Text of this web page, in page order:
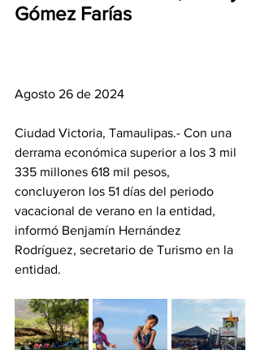
Gómez Farías
Agosto 26 de 2024
Ciudad Victoria, Tamaulipas.- Con una
derrama económica superior a los 3 mil
335 millones 618 mil pesos,
concluyeron los 51 días del periodo
vacacional de verano en la entidad,
informó Benjamín Hernández
Rodríguez, secretario de Turismo en la
entidad.